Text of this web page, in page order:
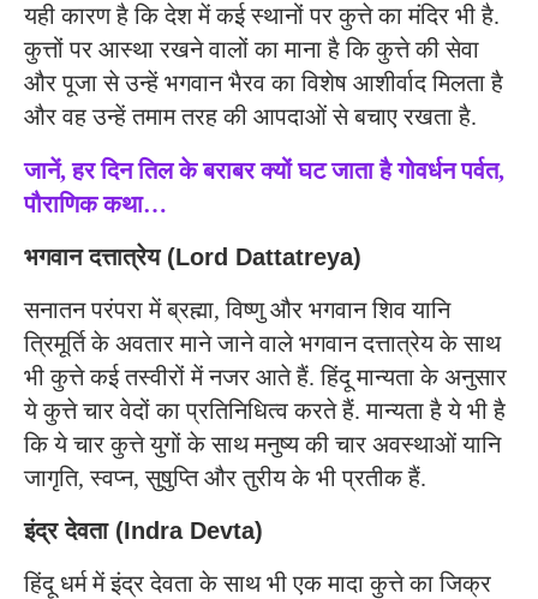
यही कारण है कि देश में कई स्थानों पर कुत्ते का मंदिर भी है.
कुत्तों पर आस्था रखने वालों का माना है कि कुत्ते की सेवा
और पूजा से उन्हें भगवान भैरव का विशेष आशीर्वाद मिलता है
और वह उन्हें तमाम तरह की आपदाओं से बचाए रखता है.
जानें, हर दिन तिल के बराबर क्यों घट जाता है गोवर्धन पर्वत,
पौराणिक कथा…
भगवान दत्तात्रेय (Lord Dattatreya)
सनातन परंपरा में ब्रह्मा, विष्णु और भगवान शिव यानि
त्रिमूर्ति के अवतार माने जाने वाले भगवान दत्तात्रेय के साथ
भी कुत्ते कई तस्वीरों में नजर आते हैं. हिंदू मान्यता के अनुसार
ये कुत्ते चार वेदों का प्रतिनिधित्व करते हैं. मान्यता है ये भी है
कि ये चार कुत्ते युगों के साथ मनुष्य की चार अवस्थाओं यानि
जागृति, स्वप्न, सुषुप्ति और तुरीय के भी प्रतीक हैं.
इंद्र देवता (Indra Devta)
हिंदू धर्म में इंद्र देवता के साथ भी एक मादा कुत्ते का जिक्र